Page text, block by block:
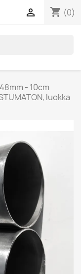
shopping_cart (0)

48mm - 10cm
luokka